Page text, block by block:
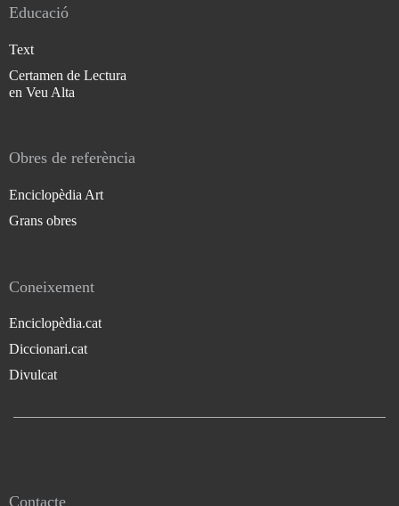
Educació
Text
Certamen de Lectura
en Veu Alta
Obres de referència
Enciclopèdia Art
Grans obres
Coneixement
Enciclopèdia.cat
Diccionari.cat
Divulcat
Contacte